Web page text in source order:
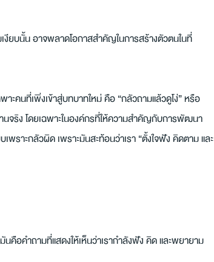
งียบนั้น อาจพลาดโอกาสสำคัญในการสร้างตัวตนในที่
ะคนที่เพิ่งเข้าสู่บทบาทใหม่ คือ “กลัวถามแล้วดูโง่” หรือ
านจริง โดยเฉพาะในองค์กรที่ให้ความสำคัญกับการพัฒนา
ราะกลัวผิด เพราะมันสะท้อนว่าเรา “ตั้งใจฟัง คิดตาม และ
คือคำถามที่แสดงให้เห็นว่าเรากำลังฟัง คิด และพยายาม